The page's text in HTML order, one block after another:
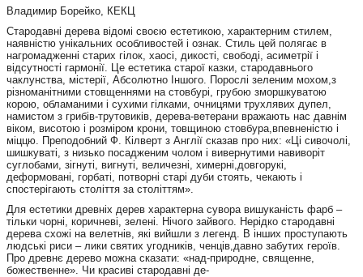
Владимир Борейко, КЕКЦ
Стародавні дерева відомі своєю естетикою, характерним стилем,
наявністю унікальних особливостей і ознак. Стиль цей полягає в
нагромадженні старих гілок, хаосі, дикості, свободі, асиметрії і
відсутності гармонії. Це естетика старої казки, стародавнього
чаклунства, містерії, Абсолютно Іншого. Порослі зеленим мохом,з
різноманітними стовщеннями на стовбурі, грубою зморшкуватою
корою, обламаними і сухими гілками, очницями трухлявих дупел,
намистом з грибів-трутовиків, дерева-ветерани вражають нас давнім
віком, висотою і розміром крони, товщиною стовбура,впевненістю і
міццю. Преподобний Ф. Кілверт з Англії сказав про них: «Ці сивочолі,
шишкуваті, з низько посадженим чолом і вивернутими навиворіт
суглобами, зігнуті, вигнуті, величезні, химерні,довгорукі,
деформовані, горбаті, потворні старі дуби стоять, чекають і
спостерігають століття за століттям».
Для естетики древніх дерев характерна сувора вишуканість фарб –
тільки чорні, коричневі, зелені. Нічого зайвого. Нерідко стародавні
дерева схожі на велетнів, які вийшли з легенд. В інших проступають
людські риси – лики святих угодників, ченців,давно забутих героїв.
Про древнє дерево можна сказати: «над-природне, священне,
божественне». Чи красиві стародавні де-